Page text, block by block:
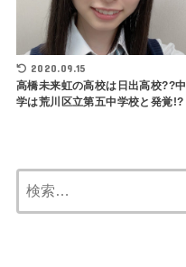
2020.09.15
高橋未来虹の高校は日出高校??中
学は荒川区立第五中学校と発覚!?